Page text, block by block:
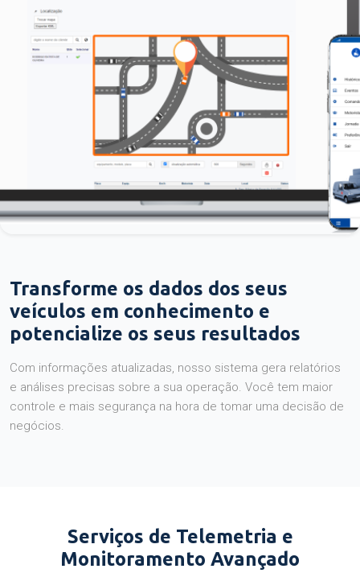
Transforme os dados dos seus
veículos em conhecimento e
potencialize os seus resultados
Com informações atualizadas, nosso sistema gera relatórios
e análises precisas sobre a sua operação. Você tem maior
controle e mais segurança na hora de tomar uma decisão de
negócios.
Serviços de Telemetria e
Monitoramento Avançado